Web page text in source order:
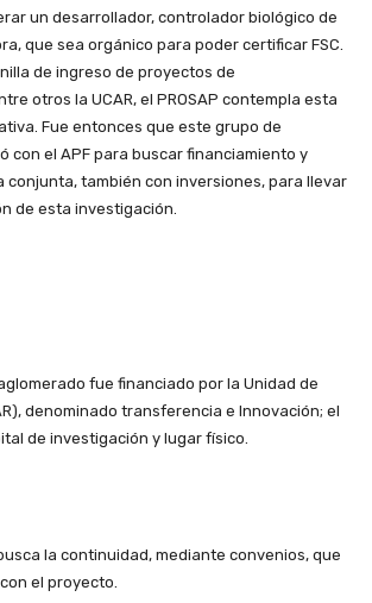
un desarrollador, controlador biológico de
que sea orgánico para poder certificar FSC.
de ingreso de proyectos de
otros la UCAR, el PROSAP contempla esta
Fue entonces que este grupo de
con el APF para buscar financiamiento y
conjunta, también con inversiones, para llevar
de esta investigación.
fue financiado por la Unidad de
denominado transferencia e Innovación; el
de investigación y lugar físico.
la continuidad, mediante convenios, que
el proyecto.